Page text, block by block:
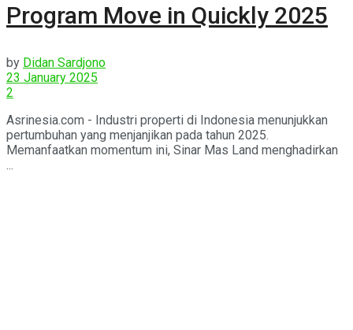
Program Move in Quickly 2025
by Didan Sardjono
23 January 2025
2
Asrinesia.com - Industri properti di Indonesia menunjukkan
pertumbuhan yang menjanjikan pada tahun 2025.
Memanfaatkan momentum ini, Sinar Mas Land menghadirkan
...